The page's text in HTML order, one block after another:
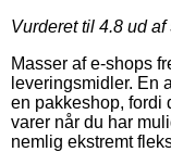
Vurderet til 4.8 ud af
Masser af e-shops
leveringsmidler. En
en pakkeshop, fordi
varer når du har
nemlig ekstremt